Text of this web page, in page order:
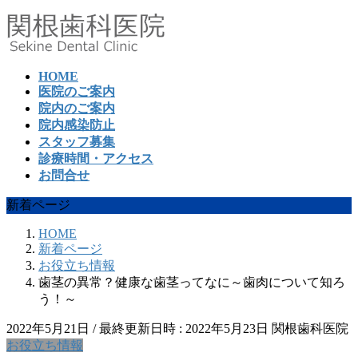
コ
ン
テ
ナ
ビ
ゲ
HOME
医院のご案内
院内のご案内
院内感染防止
スタッフ募集
診療時間・アクセス
お問合せ
新着ページ
HOME
新着ページ
お役立ち情報
歯茎の異常？健康な歯茎ってなに～歯肉について知ろ
う！～
2022年5月21日 / 最終更新日時 : 2022年5月23日 関根歯科医院
お役立ち情報